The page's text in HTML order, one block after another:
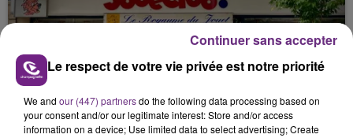
LE MAGASIN JOUÉCLUB DE REIMS FERME
SES PORTES
C'était l'une des institutions du centre-ville
Le respect de votre vie privée est notre priorité
We and our (447) partnersdo the following data processing based on
your consent and/or our legitimate interest: Store and/or access
information on a device; Use limited data to select advertising; Create
Continuer sans accepter